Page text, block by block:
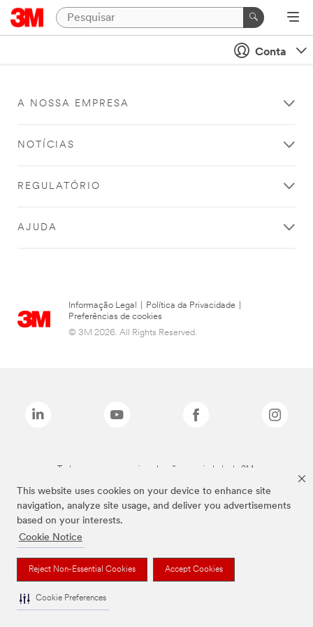
This website uses cookies on your device to enhance site
navigation, analyze site usage, and deliver you advertisements
based on your interests.
Cookie Notice
Reject Non-Essential Cookies Accept Cookies
Cookie Preferences
Conta
A NOSSA EMPRESA
NOTÍCIAS
REGULATÓRIO
AJUDA
Informação Legal Política da Privacidade
Preferências de cookies
© 3M 2026. All Rights Reserved.
Todas as marcas mencionadas são propriedade da 3M.